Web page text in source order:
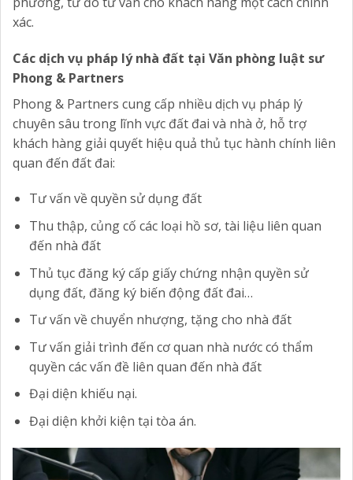
xác.
Các dịch vụ pháp lý nhà đất tại Văn phòng luật sư
Phong & Partners
Phong & Partners cung cấp nhiều dịch vụ pháp lý
chuyên sâu trong lĩnh vực đất đai và nhà ở, hỗ trợ
khách hàng giải quyết hiệu quả thủ tục hành chính liên
quan đến đất đai:
Tư vấn về quyền sử dụng đất
Thu thập, củng cố các loại hồ sơ, tài liệu liên quan
đến nhà đất
Thủ tục đăng ký cấp giấy chứng nhận quyền sử
dụng đất, đăng ký biến động đất đai…
Tư vấn về chuyển nhượng, tặng cho nhà đất
Tư vấn giải trình đến cơ quan nhà nước có thẩm
quyền các vấn đề liên quan đến nhà đất
Đại diện khiếu nại.
Đại diện khởi kiện tại tòa án.